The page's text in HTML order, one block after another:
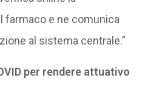
farmaco e ne comunica
al sistema centrale.”
per rendere attuativo